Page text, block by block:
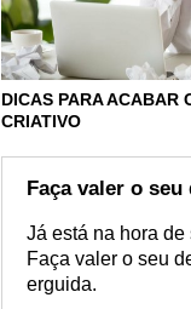
DICAS PARA ACABAR
CRIATIVO
Faça valer o seu
Já está na hora
Faça valer o seu
erguida.